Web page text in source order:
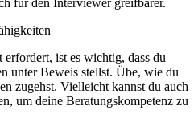
ist es wichtig, dass du
unter Beweis stellst. Übe, wie du
zugehst. Vielleicht kannst du auch
um deine Beratungskompetenz zu